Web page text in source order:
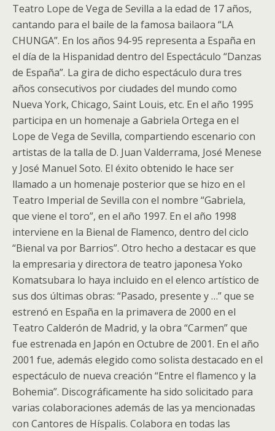
Teatro Lope de Vega de Sevilla a la edad de 17 años,
cantando para el baile de la famosa bailaora “LA
CHUNGA”. En los años 94-95 representa a España en
el día de la Hispanidad dentro del Espectáculo “Danzas
de España”. La gira de dicho espectáculo dura tres
años consecutivos por ciudades del mundo como
Nueva York, Chicago, Saint Louis, etc. En el año 1995
participa en un homenaje a Gabriela Ortega en el
Lope de Vega de Sevilla, compartiendo escenario con
artistas de la talla de D. Juan Valderrama, José Menese
y José Manuel Soto. El éxito obtenido le hace ser
llamado a un homenaje posterior que se hizo en el
Teatro Imperial de Sevilla con el nombre “Gabriela,
que viene el toro”, en el año 1997. En el año 1998
interviene en la Bienal de Flamenco, dentro del ciclo
“Bienal va por Barrios”. Otro hecho a destacar es que
la empresaria y directora de teatro japonesa Yoko
Komatsubara lo haya incluido en el elenco artístico de
sus dos últimas obras: “Pasado, presente y …” que se
estrenó en España en la primavera de 2000 en el
Teatro Calderón de Madrid, y la obra “Carmen” que
fue estrenada en Japón en Octubre de 2001. En el año
2001 fue, además elegido como solista destacado en el
espectáculo de nueva creación “Entre el flamenco y la
Bohemia”. Discográficamente ha sido solicitado para
varias colaboraciones además de las ya mencionadas
con Cantores de Híspalis. Colabora en todas las